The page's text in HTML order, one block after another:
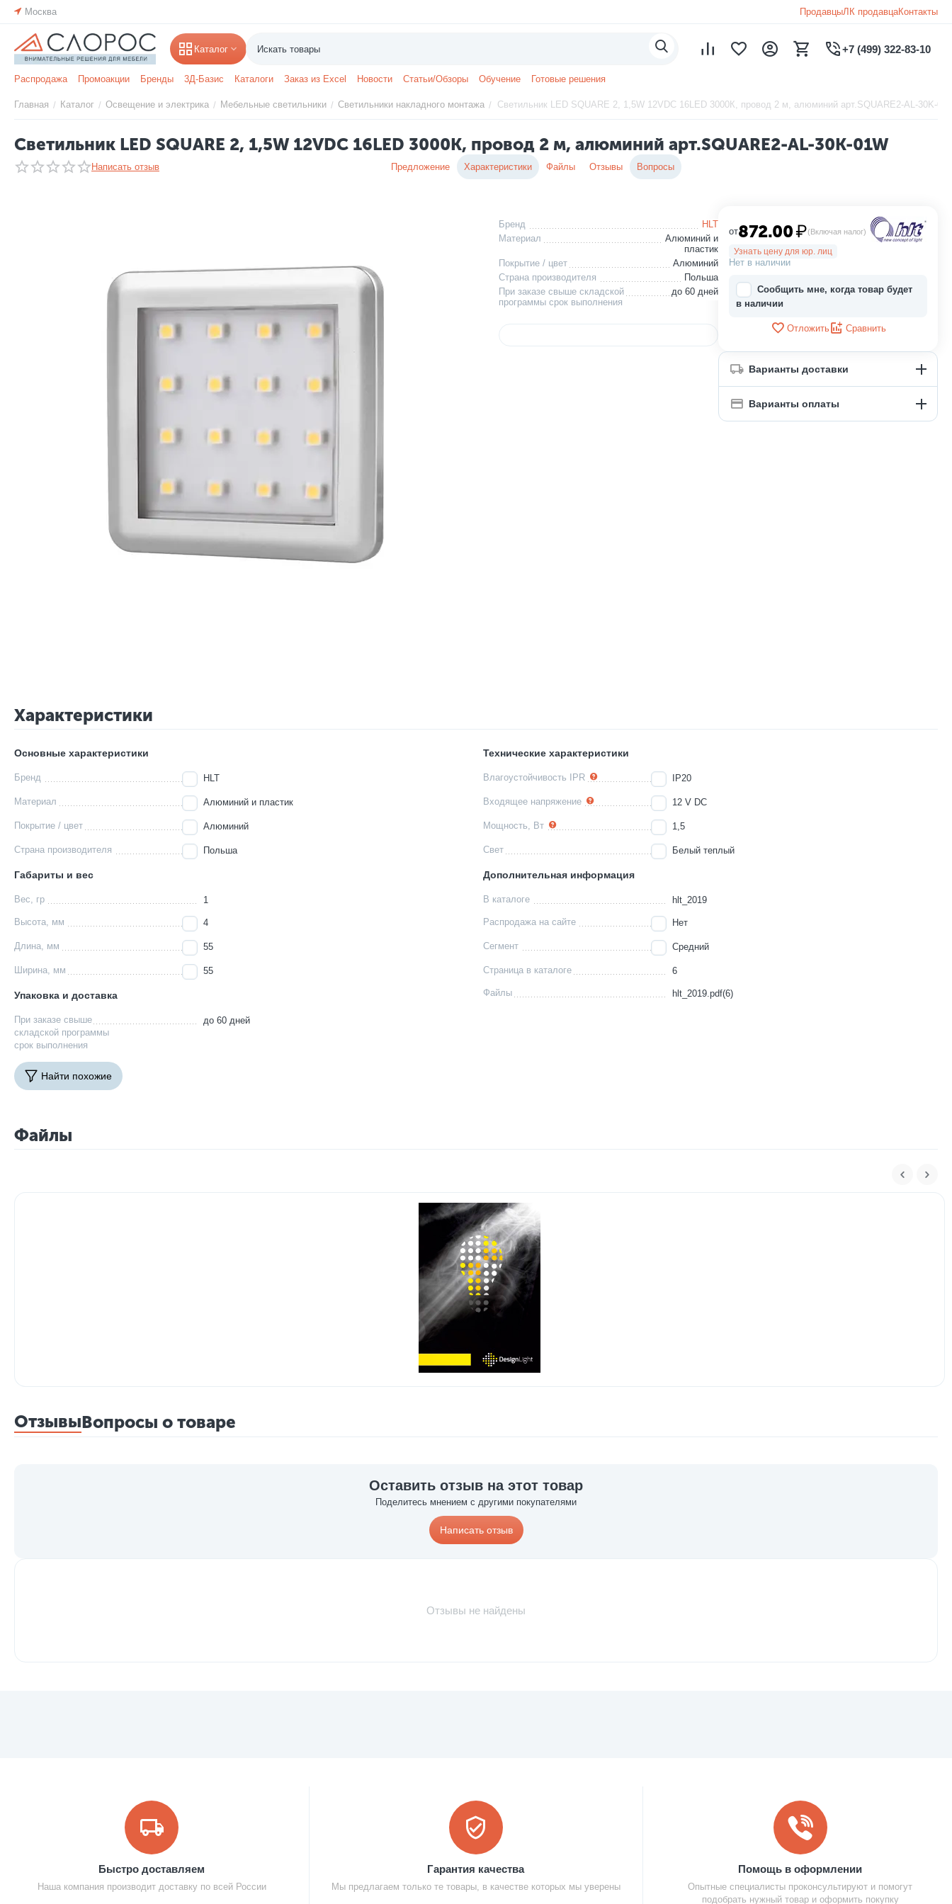
Москва ПродавцыЛК продавцаКонтакты
Каталог +7 (499) 322-83-10
Распродажа Промоакции Бренды 3Д-Базис Каталоги Заказ из Excel Новости Статьи/Обзоры Обучение Готовые решения
Главная / Каталог / Освещение и электрика / Мебельные светильники / Светильники накладного монтажа / Светильник LED SQUARE 2, 1,5W 12VDC 16LED 3000К, провод 2 м, алюминий арт.SQUARE2-AL-30K-
Светильник LED SQUARE 2, 1,5W 12VDC 16LED 3000К, провод 2 м, алюминий арт.SQUARE2-AL-30K-01W
Написать отзыв Предложение Характеристики Файлы Отзывы Вопросы
Бренд
HLT
Материал
Алюминий и
пластик
Покрытие / цвет
Алюминий
Страна производителя
Польша
При заказе свыше складской
программы срок выполнения
до 60 дней
от872.00₽(Включая налог)
Узнать цену для юр. лиц
Нет в наличии
Сообщить мне, когда товар будет
в наличии
Отложить Сравнить
Варианты доставки
Варианты оплаты
Характеристики
Основные характеристики
Бренд HLT
Материал Алюминий и пластик
Покрытие / цвет Алюминий
Страна производителя Польша
Габариты и вес
Вес, гр 1
Высота, мм 4
Длина, мм 55
Ширина, мм 55
Упаковка и доставка
При заказе свыше
складской программы
срок выполнения
до 60 дней
Технические характеристики
Влагоустойчивость IPR IP20
Входящее напряжение 12 V DC
Мощность, Вт 1,5
Свет Белый теплый
Дополнительная информация
В каталоге hlt_2019
Распродажа на сайте Нет
Сегмент Средний
Страница в каталоге 6
Файлы hlt_2019.pdf(6)
Найти похожие
Файлы
ОтзывыВопросы о товаре
Оставить отзыв на этот товар
Поделитесь мнением с другими покупателями
Написать отзыв
Отзывы не найдены
Быстро доставляем
Наша компания производит доставку по всей России
Гарантия качества
Мы предлагаем только те товары, в качестве которых мы уверены
Помощь в оформлении
Опытные специалисты проконсультируют и помогут
подобрать нужный товар и оформить покупку